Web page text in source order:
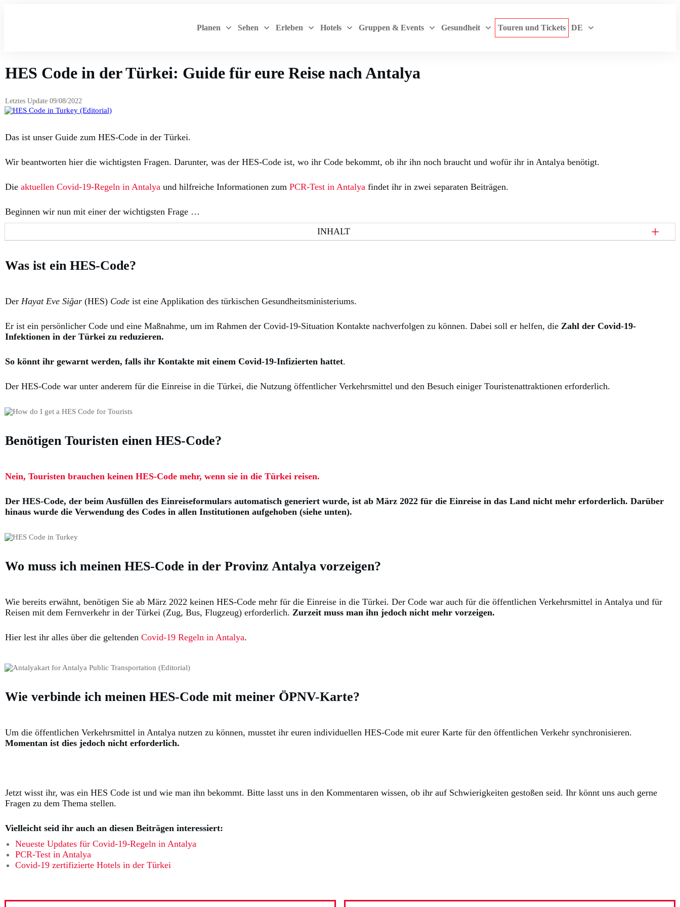
Planen Sehen Erleben Hotels Gruppen & Events Gesundheit Touren und Tickets DE
HES Code in der Türkei: Guide für eure Reise nach Antalya
Letztes Update 09/08/2022
Das ist unser Guide zum HES-Code in der Türkei.
Wir beantworten hier die wichtigsten Fragen. Darunter, was der HES-Code ist, wo ihr Code bekommt, ob ihr ihn noch braucht und wofür ihr in Antalya benötigt.
Die aktuellen Covid-19-Regeln in Antalya und hilfreiche Informationen zum PCR-Test in Antalya findet ihr in zwei separaten Beiträgen.
Beginnen wir nun mit einer der wichtigsten Frage …
INHALT
Was ist ein HES-Code?
Der Hayat Eve Siğar (HES) Code ist eine Applikation des türkischen Gesundheitsministeriums.
Er ist ein persönlicher Code und eine Maßnahme, um im Rahmen der Covid-19-Situation Kontakte nachverfolgen zu können. Dabei soll er helfen, die Zahl der Covid-19-
Infektionen in der Türkei zu reduzieren.
So könnt ihr gewarnt werden, falls ihr Kontakte mit einem Covid-19-Infizierten hattet.
Der HES-Code war unter anderem für die Einreise in die Türkei, die Nutzung öffentlicher Verkehrsmittel und den Besuch einiger Touristenattraktionen erforderlich.
Benötigen Touristen einen HES-Code?
Nein, Touristen brauchen keinen HES-Code mehr, wenn sie in die Türkei reisen.
Der HES-Code, der beim Ausfüllen des Einreiseformulars automatisch generiert wurde, ist ab März 2022 für die Einreise in das Land nicht mehr erforderlich. Darüber
hinaus wurde die Verwendung des Codes in allen Institutionen aufgehoben (siehe unten).
Wo muss ich meinen HES-Code in der Provinz Antalya vorzeigen?
Wie bereits erwähnt, benötigen Sie ab März 2022 keinen HES-Code mehr für die Einreise in die Türkei. Der Code war auch für die öffentlichen Verkehrsmittel in Antalya und für
Reisen mit dem Fernverkehr in der Türkei (Zug, Bus, Flugzeug) erforderlich. Zurzeit muss man ihn jedoch nicht mehr vorzeigen.
Hier lest ihr alles über die geltenden Covid-19 Regeln in Antalya.
Wie verbinde ich meinen HES-Code mit meiner ÖPNV-Karte?
Um die öffentlichen Verkehrsmittel in Antalya nutzen zu können, musstet ihr euren individuellen HES-Code mit eurer Karte für den öffentlichen Verkehr synchronisieren.
Momentan ist dies jedoch nicht erforderlich.
Jetzt wisst ihr, was ein HES Code ist und wie man ihn bekommt. Bitte lasst uns in den Kommentaren wissen, ob ihr auf Schwierigkeiten gestoßen seid. Ihr könnt uns auch gerne
Fragen zu dem Thema stellen.
Vielleicht seid ihr auch an diesen Beiträgen interessiert:
Neueste Updates für Covid-19-Regeln in Antalya
PCR-Test in Antalya
Covid-19 zertifizierte Hotels in der Türkei